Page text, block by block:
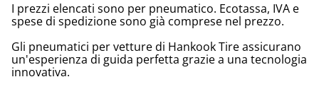
I prezzi elencati sono per pneumatico. Ecotassa, IVA e
spese di spedizione sono già comprese nel prezzo.
Gli pneumatici per vetture di Hankook Tire assicurano
un'esperienza di guida perfetta grazie a una tecnologia
innovativa.